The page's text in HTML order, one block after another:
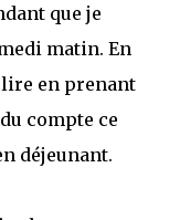
que je
matin. En
en prenant
compte ce
déjeunant.